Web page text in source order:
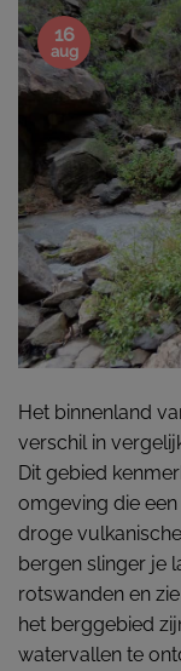
16
aug
Het binnenland
verschil in
Dit gebied
omgeving die
droge
bergen slinger je
rotswanden en
het berggebied
watervallen te